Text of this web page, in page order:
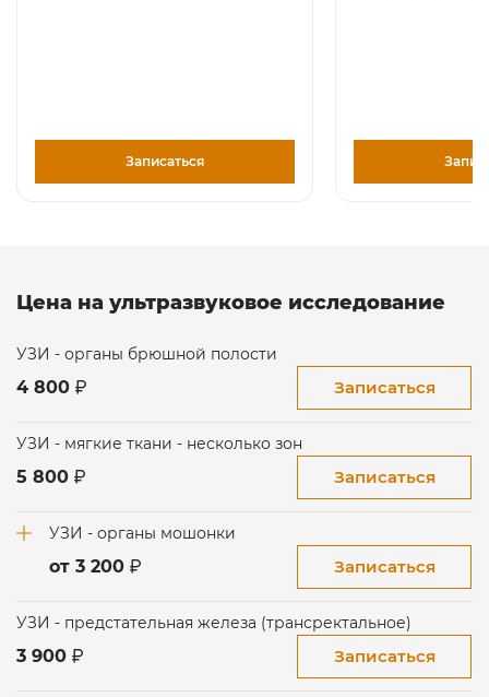
Записаться
Цена на ультразвуковое исследование
УЗИ - органы брюшной полости
4 800 Записаться
УЗИ - мягкие ткани - несколько зон
5 800 Записаться
УЗИ - органы мошонки
от 3 200 Записаться
УЗИ - предстательная железа (трансректальное)
3 900 Записаться